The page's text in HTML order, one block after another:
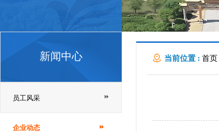
新闻中心
员工风采
企业动态
当前位置 : 首页